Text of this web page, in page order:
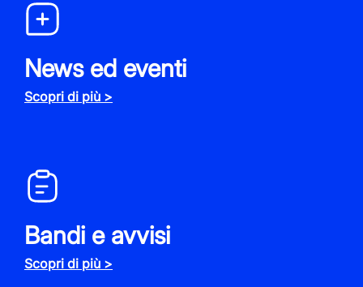
News ed eventi
Scopri di più >
Bandi e avvisi
Scopri di più >